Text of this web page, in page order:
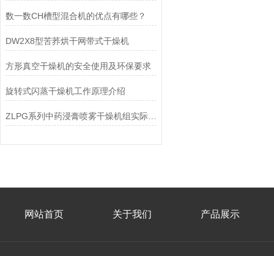
数一数CH槽型混合机的优点有哪些？
DW2X8型苦荞烘干网带式干燥机
方形真空干燥机的安全使用及环保要求
旋转式闪蒸干燥机工作原理介绍
ZLPG系列中药浸膏喷雾干燥机组实际操作规程
网站首页 关于我们 产品展示